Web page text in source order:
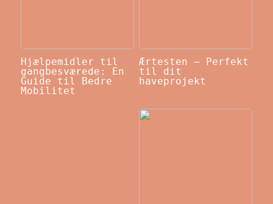
Hjælpemidler til
gangbesværede: En
Guide til Bedre
Mobilitet
Ærtesten – Perfekt
til dit
haveprojekt